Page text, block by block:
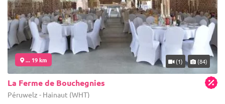
... 19 km (1) (84)
La Ferme de Bouchegnies
Péruwelz - Hainaut (WHT)